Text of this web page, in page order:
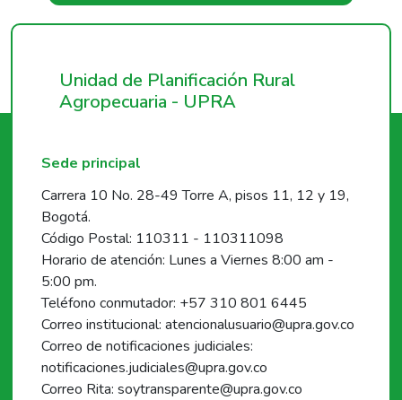
Unidad de Planificación Rural
Agropecuaria - UPRA
Sede principal
Carrera 10 No. 28-49 Torre A, pisos 11, 12 y 19,
Bogotá.
Código Postal: 110311 - 110311098
Horario de atención: Lunes a Viernes 8:00 am -
5:00 pm.
Teléfono conmutador: +57 310 801 6445
Correo institucional: atencionalusuario@upra.gov.co
Correo de notificaciones judiciales:
notificaciones.judiciales@upra.gov.co
Correo Rita: soytransparente@upra.gov.co